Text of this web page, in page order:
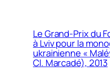
Le Grand-Prix du
à Lviv pour la
ukrainienne «
Cl. Marcadé), 2013